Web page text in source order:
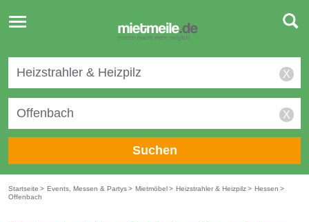
Toggle
navigation
X
X
Suchen
Startseite > Events, Messen & Partys> Mietmöbel> Heizstrahler & Heizpilz> Hessen >
Offenbach